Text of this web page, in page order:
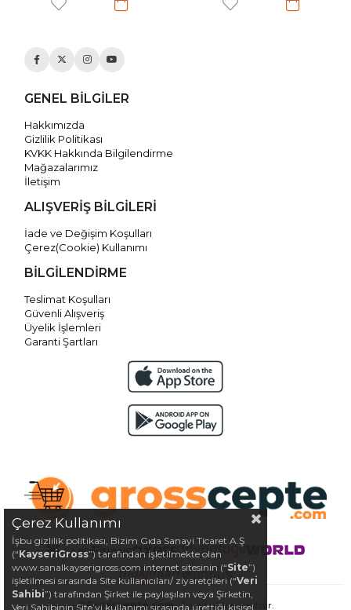
GENEL BİLGİLER
Hakkımızda
Gizlilik Politikası
KVKK Hakkında Bilgilendirme
Mağazalarımız
İletişim
ALIŞVERİŞ BİLGİLERİ
İade ve Değişim Koşulları
Çerez(Cookie) Kullanımı
BİLGİLENDİRME
Teslimat Koşulları
Güvenli Alışveriş
Üyelik İşlemleri
Garanti Şartları
©Grosscepte.com- Tüm Hakları Saklıdır.
Çerez Kullanımı
İşbu gizlilik politikası, Bizim Gıda Sanayi Ticaret A.Ş
(“KayseriGross”) tarafından işletilmekte olan
www.sanalkayserigross.com internet sitesinin (“Site”)
işletilmesi sırasında Site kullanıcıları/ ziyaretçileri (“Veri
Sahibi”) tarafından Şirket ile paylaşılan veya Şirketin,
Veri Sahibinin Site’yi kullanımı sırasında ürettiği kişisel